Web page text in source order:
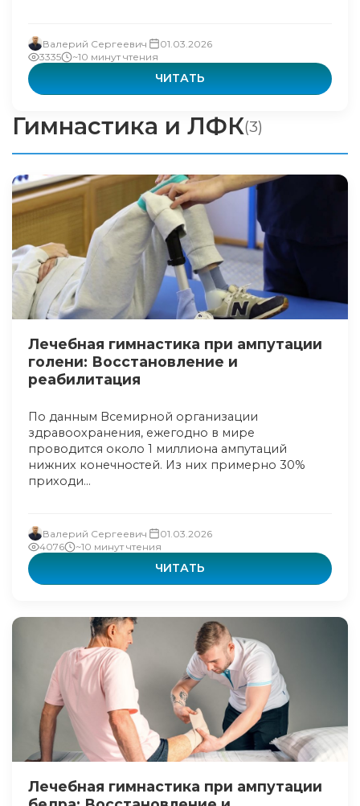
Валерий Сергеевич
01.03.2026
3335
~10 минут чтения
ЧИТАТЬ
Гимнастика и ЛФК(3)
Лечебная гимнастика при ампутации
голени: Восстановление и
реабилитация
По данным Всемирной организации
здравоохранения, ежегодно в мире
проводится около 1 миллиона ампутаций
нижних конечностей. Из них примерно 30%
приходи...
Валерий Сергеевич
01.03.2026
4076
~10 минут чтения
ЧИТАТЬ
Лечебная гимнастика при ампутации